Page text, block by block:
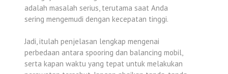
adalah masalah serius, terutama saat Anda
sering mengemudi dengan kecepatan tinggi.
Jadi, itulah penjelasan lengkap mengenai
perbedaan antara spooring dan balancing mobil,
serta kapan waktu yang tepat untuk melakukan